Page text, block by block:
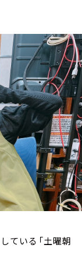
ている「土曜朝